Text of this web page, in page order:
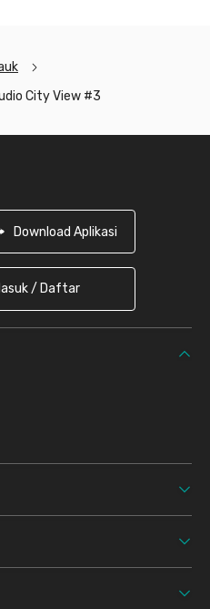
City View #3
Download Aplikasi
/ Daftar